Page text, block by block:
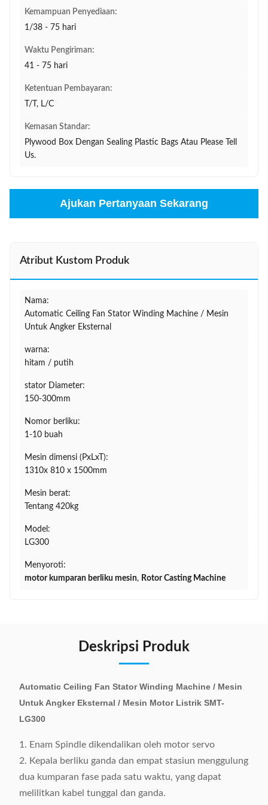
Kemampuan Penyediaan:
1/38 - 75 hari
Waktu Pengiriman:
41 - 75 hari
Ketentuan Pembayaran:
T/T, L/C
Kemasan Standar:
Plywood Box Dengan Sealing Plastic Bags Atau Please Tell
Us.
Ajukan Pertanyaan Sekarang
Atribut Kustom Produk
Nama:
Automatic Ceiling Fan Stator Winding Machine / Mesin
Untuk Angker Eksternal
warna:
hitam / putih
stator Diameter:
150-300mm
Nomor berliku:
1-10 buah
Mesin dimensi (PxLxT):
1310x 810 x 1500mm
Mesin berat:
Tentang 420kg
Model:
LG300
Menyoroti:
motor kumparan berliku mesin, Rotor Casting Machine
Deskripsi Produk
Automatic Ceiling Fan Stator Winding Machine / Mesin
Untuk Angker Eksternal / Mesin Motor Listrik SMT-
LG300
1. Enam Spindle dikendalikan oleh motor servo
2. Kepala berliku ganda dan empat stasiun menggulung
dua kumparan fase pada satu waktu, yang dapat
melilitkan kabel tunggal dan ganda.